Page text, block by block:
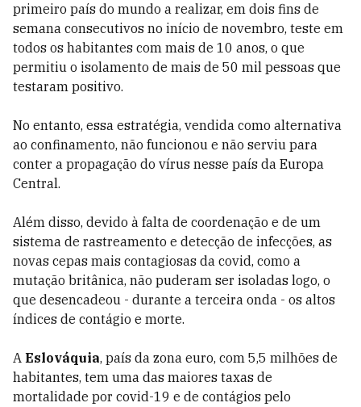
primeiro país do mundo a realizar, em dois fins de
semana consecutivos no início de novembro, teste em
todos os habitantes com mais de 10 anos, o que
permitiu o isolamento de mais de 50 mil pessoas que
testaram positivo.
No entanto, essa estratégia, vendida como alternativa
ao confinamento, não funcionou e não serviu para
conter a propagação do vírus nesse país da Europa
Central.
Além disso, devido à falta de coordenação e de um
sistema de rastreamento e detecção de infecções, as
novas cepas mais contagiosas da covid, como a
mutação britânica, não puderam ser isoladas logo, o
que desencadeou - durante a terceira onda - os altos
índices de contágio e morte.
A Eslováquia, país da zona euro, com 5,5 milhões de
habitantes, tem uma das maiores taxas de
mortalidade por covid-19 e de contágios pelo